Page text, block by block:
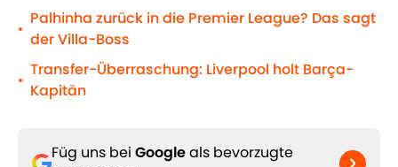
•
Palhinha zurück in die Premier League? Das sagt
der Villa-Boss
•
Transfer-Überraschung: Liverpool holt Barça-
Kapitän
Füg uns bei Googleals bevorzugte